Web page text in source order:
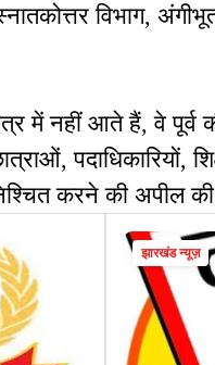
विभाग,
में नहीं आते हैं, वे पूर्व
पदाधिकारियों,
करने की अपील
झारखंड न्यूज़